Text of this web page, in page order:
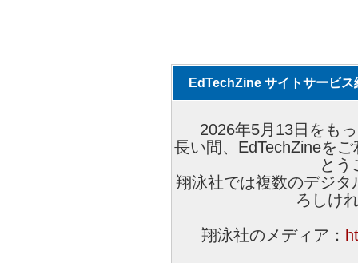
EdTechZine サイトサービス
2026年5月13日をも
長い間、EdTechZineを
とう
翔泳社では複数のデジ
ろしけ
翔泳社のメディア：